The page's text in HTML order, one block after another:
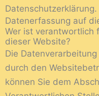
Datenschutzerklärung.
Datenerfassung auf
Wer ist verantwortlich
dieser Website?
Die
durch den
können Sie dem